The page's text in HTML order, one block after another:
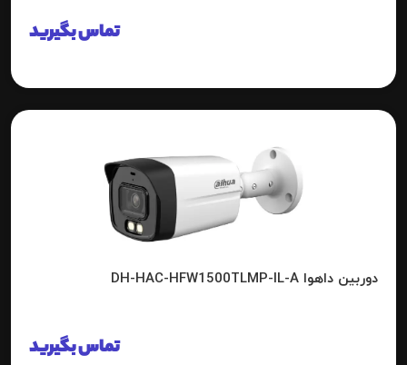
تماس بگیرید
دوربین داهوا DH-HAC-HFW1500TLMP-IL-A
تماس بگیرید